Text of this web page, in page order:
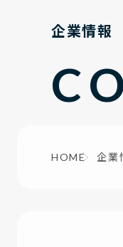
企業情報
HOME 企業